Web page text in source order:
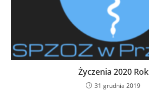
Życzenia 2020 Rok
31 grudnia 2019